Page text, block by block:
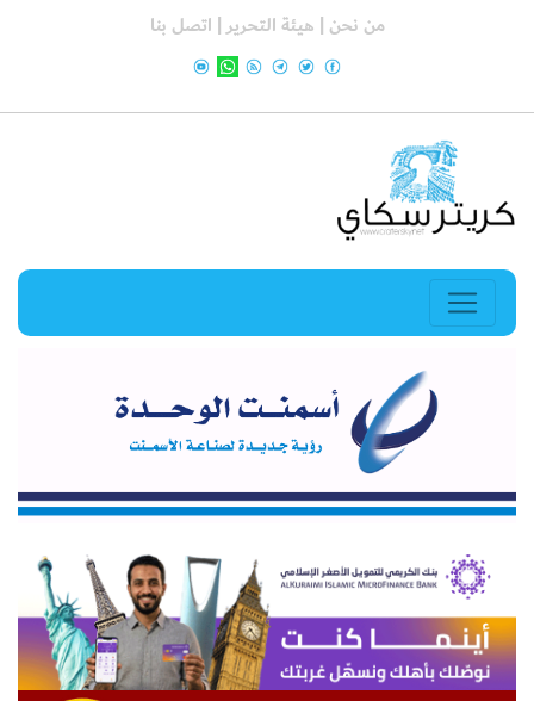
من نحن | هيئة التحرير | اتصل بنا